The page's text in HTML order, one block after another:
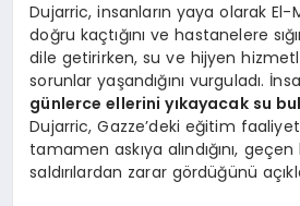
Dujarric, insanların yaya olarak El-
doğru kaçtığını ve hastanelere
dile getirirken, su ve hijyen
sorunlar yaşandığını vurguladı.
günlerce ellerini yıkayacak su
Dujarric, Gazze’deki eğitim
tamamen askıya alındığını,
saldırılardan zarar gördüğünü